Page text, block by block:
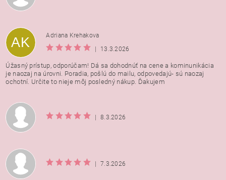
AK
Adriana Krehakova
|
13.3.2026
Úžasný prístup, odporúčam! Dá sa dohodnúť na cene a kominunikácia
je naozaj na úrovni. Poradia, pošlú do mailu, odpovedajú- sú naozaj
ochotní. Určite to nieje môj posledný nákup. Ďakujem
| 8.3.2026
| 7.3.2026